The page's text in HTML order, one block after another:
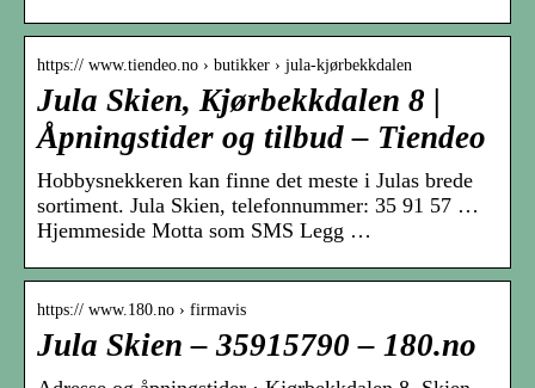
https:// www.tiendeo.no › butikker › jula-kjørbekkdalen
Jula Skien, Kjørbekkdalen 8 |
Åpningstider og tilbud – Tiendeo
Hobbysnekkeren kan finne det meste i Julas brede
sortiment. Jula Skien, telefonnummer: 35 91 57 …
Hjemmeside Motta som SMS Legg …
https:// www.180.no › firmavis
Jula Skien – 35915790 – 180.no